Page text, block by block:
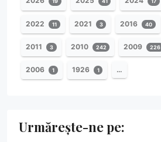
2022 11 2021 3 2016 40
2011 3 2010 242 2009 226
2006 1 1926 1 …
Urmărește-ne pe: